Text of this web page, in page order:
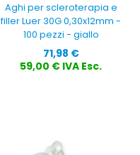
Aghi per scleroterapia e
filler Luer 30G 0,30x12mm -
100 pezzi - giallo
Prezzo
71,98 €
59,00 € IVA Esc.